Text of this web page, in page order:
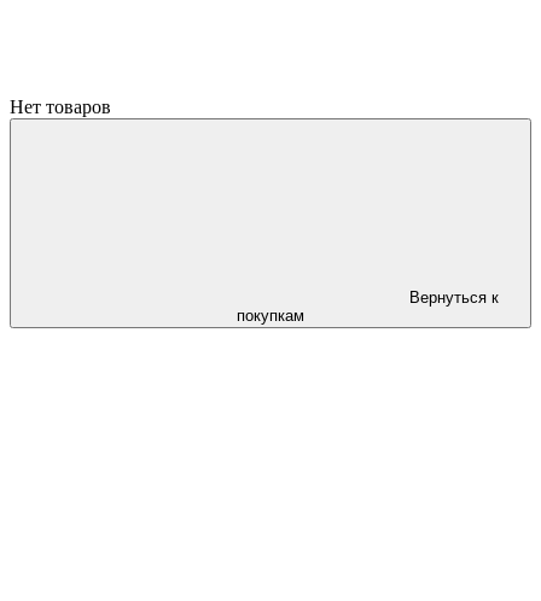
Нет товаров
Вернуться к
покупкам